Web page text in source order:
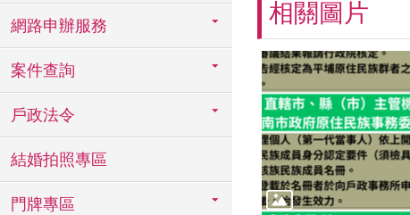
網路申辦服務
案件查詢
戶政法令
結婚拍照專區
門牌專區
相關圖片